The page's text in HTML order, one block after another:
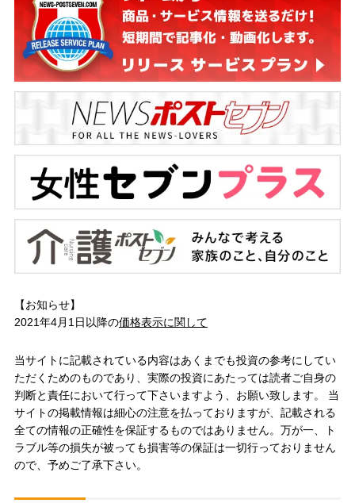
【お知らせ】
2021年4月1日以降の価格表示に関して
当サイトに記載されている内容はあくまでも投資の参考にしてい
ただくためのものであり、実際の投資にあたっては読者ご自身の
判断と責任において行って下さいますよう、お願い致します。 当
サイトの掲載情報は細心の注意を払っておりますが、記載される
全ての情報の正確性を保証するものではありません。万が一、ト
ラブル等の損失が被っても損害等の保証は一切行っておりません
ので、予めご了承下さい。